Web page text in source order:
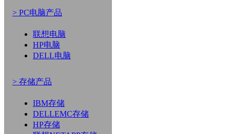
> PC电脑产品
联想电脑
HP电脑
DELL电脑
> 存储产品
IBM存储
DELLEMC存储
HP存储